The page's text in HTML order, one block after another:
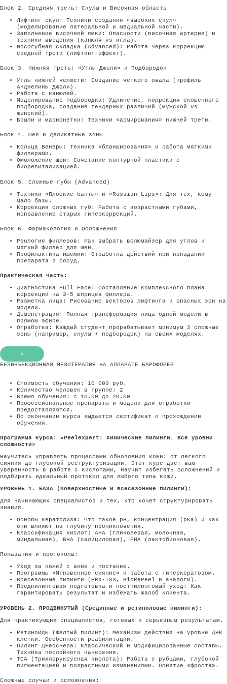
Блок 2. Средняя треть: Скулы и Височная область
Лифтинг скул: Техники создания «высоких скул»
(моделирование латеральной и медиальной части).
Заполнение височной ямки: Опасности (височная артерия) и
техники введения (канюля vs игла).
Носогубная складка (Advanced): Работа через коррекцию
средней трети (лифтинг-эффект).
Блок 3. Нижняя треть: «Углы Джоли» и Подбородок
Углы нижней челюсти: Создание четкого овала (профиль
Анджелины Джоли).
Работа с канюлей.
Моделирование подбородка: Удлинение, коррекция скошенного
подбородка, создание гендерных различий (мужской vs
женский).
Брыли и марионетки: Техники «армирования» нижней трети.
Блок 4. Шея и деликатные зоны
Кольца Венеры: Техника «бланширования» и работа мягкими
филлерами.
Омоложение шеи: Сочетание контурной пластики с
биоревитализацией.
Блок 5. Сложные губы (Advanced)
Техники «Плоские банты» и «Russian Lips»: Для тех, кому
мало базы.
Коррекция сложных губ: Работа с возрастными губами,
исправление старых гиперкоррекций.
Блок 6. Фармакология и Осложнения
Реология филлеров: Как выбрать волюмайзер для углов и
мягкий филлер для шеи.
Профилактика ишемии: Отработка действий при попадании
препарата в сосуд.
Практическая часть:
Диагностика Full Face: Составление комплексного плана
коррекции на 3-5 шприцев филлера.
Разметка лица: Рисование векторов лифтинга и опасных зон на
модели.
Демонстрация: Полная трансформация лица одной модели в
прямом эфире.
Отработка: Каждый студент прорабатывает минимум 2 сложные
зоны (например, скулы + подбородок) на своих моделях.
×
БЕЗИНЪЕКЦИОННАЯ МЕЗОТЕРАПИЯ НА АППАРАТЕ БАРОФОРЕЗ
Стоимость обучения: 10 000 руб.
Количество человек в группе: 2
Время обучения: с 10.00 до 20.00
Профессиональные препараты и модели для отработки
предоставляются.
По окончании курса выдается сертификат о прохождении
обучения.
Программа курса: «Peelexpert: Химические пилинги. Все уровни
сложности»
Научитесь управлять процессами обновления кожи: от легкого
сияния до глубокой реструктуризации. Этот курс даст вам
уверенность в работе с кислотами, научит избегать осложнений и
подбирать идеальный протокол для любого типа кожи.
УРОВЕНЬ 1. БАЗА (Поверхностные и всесезонные пилинги):
Для начинающих специалистов и тех, кто хочет структурировать
знания.
Основы кератолиза: Что такое pH, концентрация (pKa) и как
они влияют на глубину проникновения.
Классификация кислот: AHA (гликолевая, молочная,
миндальная), BHA (салициловая), PHA (лактобионовая).
Показания и протоколы:
Уход за кожей с акне и постакне.
Программы «Мгновенное сияние» и работа с гиперкератозом.
Всесезонные пилинги (PRX-T33, BioRePeel и аналоги).
Предпилинговая подготовка и постпилинговый уход: Как
гарантировать результат и избежать жалоб клиента.
УРОВЕНЬ 2. ПРОДВИНУТЫЙ (Срединные и ретиноловые пилинги):
Для практикующих специалистов, готовых к серьезным результатам.
Ретиноиды (Желтый пилинг): Механизм действия на уровне ДНК
клетки. Особенности реабилитации.
Пилинг Джесснера: Классический и модифицированные составы.
Техника послойного нанесения.
TCA (Трихлоруксусная кислота): Работа с рубцами, глубокой
пигментацией и возрастными изменениями. Понятие «фроста».
Сложные случаи и осложнения: